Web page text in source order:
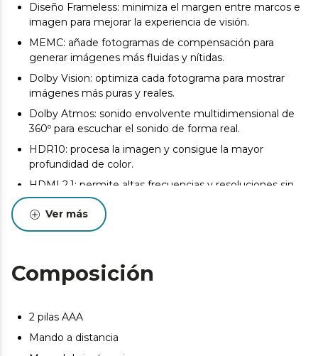
Diseño Frameless: minimiza el margen entre marcos e
imagen para mejorar la experiencia de visión.
MEMC: añade fotogramas de compensación para
generar imágenes más fluidas y nítidas.
Dolby Vision: optimiza cada fotograma para mostrar
imágenes más puras y reales.
Dolby Atmos: sonido envolvente multidimensional de
360º para escuchar el sonido de forma real.
HDR10: procesa la imagen y consigue la mayor
profundidad de color.
HDMI 2.1: permite altas frecuencias y resoluciones sin
dañar la imagen de origen.
Pure Dimming/Pure Move/Pure Outline: mejora el
brillo, la definición y el movimiento de cada imagen.
mejorar la experiencia de juego de tu consola.
los ojos.
Ver más
Composición
2 pilas AAA
Mando a distancia